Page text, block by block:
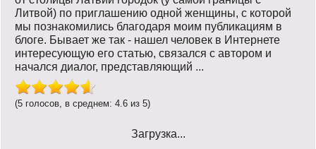
Литвой) по приглашению одной женщины, с которой
мы познакомились благодаря моим публикациям в
блоге. Бывает же так - нашел человек в Интернете
интересующую его статью, связался с автором и
начался диалог, представляющий ...
(5 голосов, в среднем: 4.6 из 5)
Загрузка...